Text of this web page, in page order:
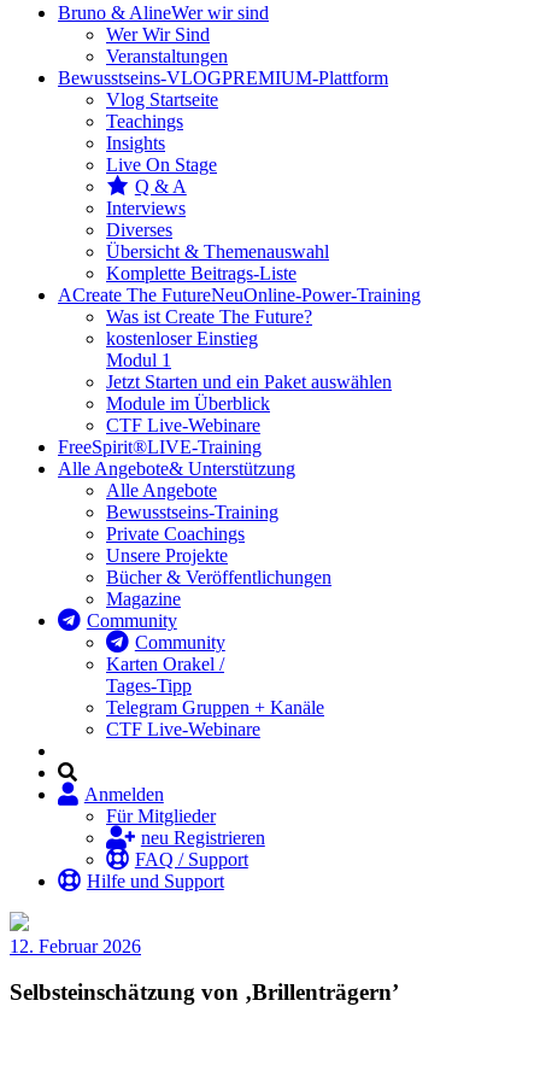
Bruno & AlineWer wir sind
Wer Wir Sind
Veranstaltungen
Bewusstseins-VLOGPREMIUM-Plattform
Vlog Startseite
Teachings
Insights
Live On Stage
Q & A
Interviews
Diverses
Übersicht & Themenauswahl
Komplette Beitrags-Liste
ACreate The FutureNeuOnline-Power-Training
Was ist Create The Future?
kostenloser Einstieg
Modul 1
Jetzt Starten und ein Paket auswählen
Module im Überblick
CTF Live-Webinare
FreeSpirit®LIVE-Training
Alle Angebote& Unterstützung
Alle Angebote
Bewusstseins-Training
Private Coachings
Unsere Projekte
Bücher & Veröffentlichungen
Magazine
Community
Community
Karten Orakel /
Tages-Tipp
Telegram Gruppen + Kanäle
CTF Live-Webinare
Anmelden
Für Mitglieder
neu Registrieren
FAQ / Support
Hilfe und Support
12. Februar 2026
Selbsteinschätzung von ‚Brillenträgern’